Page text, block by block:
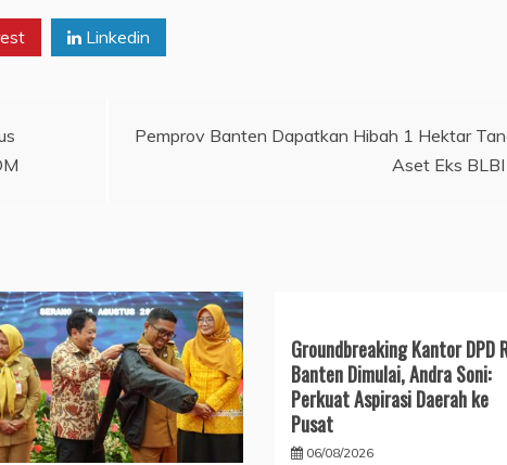
Linkedin
Pemprov Banten Dapatkan Hibah 1 Hektar
Aset Eks BLBI
Groundbreaking Kantor DPD
Banten Dimulai, Andra Soni:
Perkuat Aspirasi Daerah ke
Pusat
06/08/2026